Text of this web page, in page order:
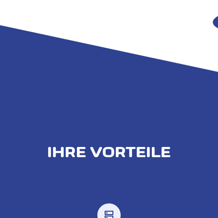
IHRE VORTEILE
dns